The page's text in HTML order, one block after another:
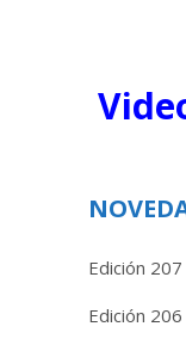
Edición
Edición